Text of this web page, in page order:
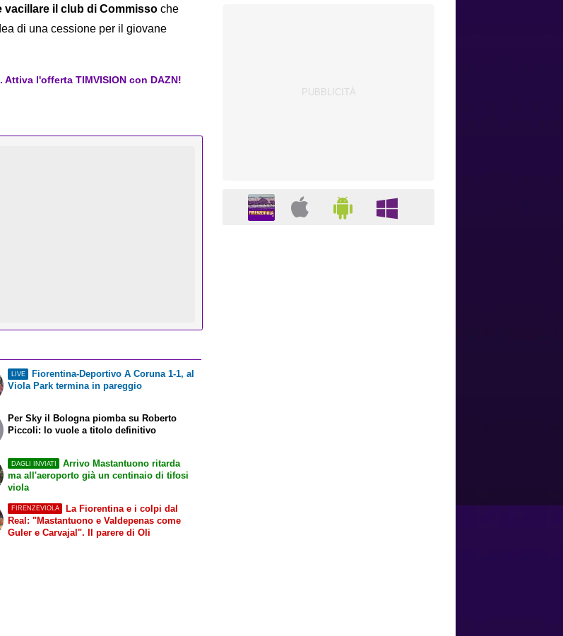
vacillare il club di Commisso che
di una cessione per il giovane
Attiva l'offerta TIMVISION con DAZN!
LIVE
Fiorentina-Deportivo A Coruna 1-1, al
Viola Park termina in pareggio
Per Sky il Bologna piomba su Roberto
Piccoli: lo vuole a titolo definitivo
DAGLI INVIATI
Arrivo Mastantuono ritarda
ma all'aeroporto già un centinaio di tifosi
viola
FIRENZEVIOLA
La Fiorentina e i colpi dal
Real: "Mastantuono e Valdepenas come
Guler e Carvajal". Il parere di Oli